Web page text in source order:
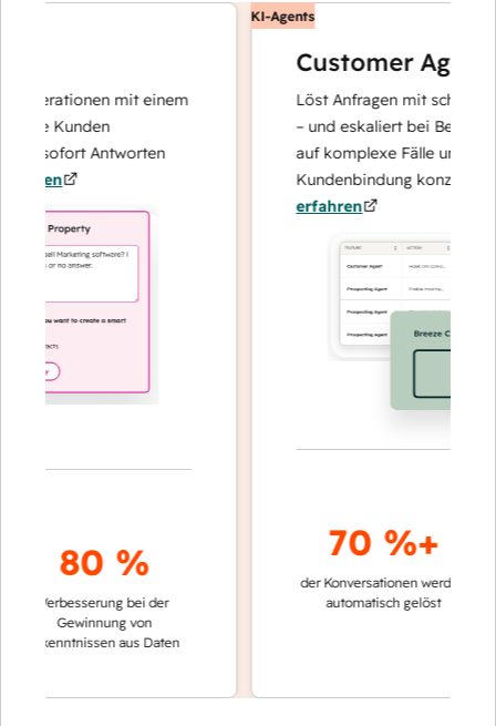
mit einem
Kunden
sofort Antworten
80 %
Verbesserung bei der
Gewinnung von
aus Daten
KI-Agents
Customer Agent
Löst Anfragen mit schnellen,
– und eskaliert bei Bedarf,
auf komplexe Fälle und den
Kundenbindung konzentrieren
erfahren
70 %+
der Konversationen werden
automatisch gelöst